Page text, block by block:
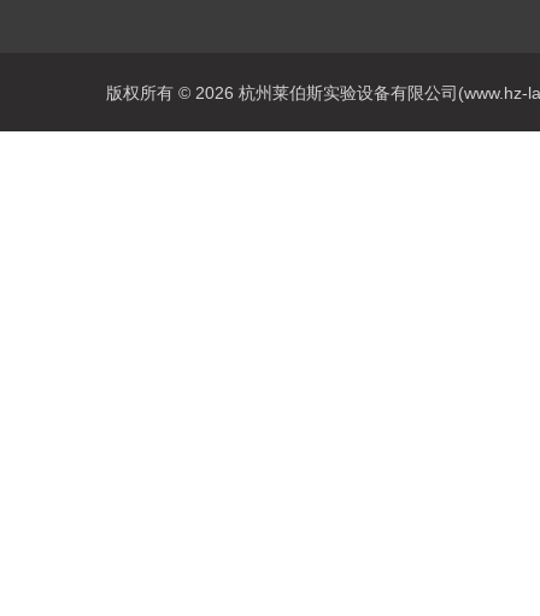
版权所有 © 2026 杭州莱伯斯实验设备有限公司